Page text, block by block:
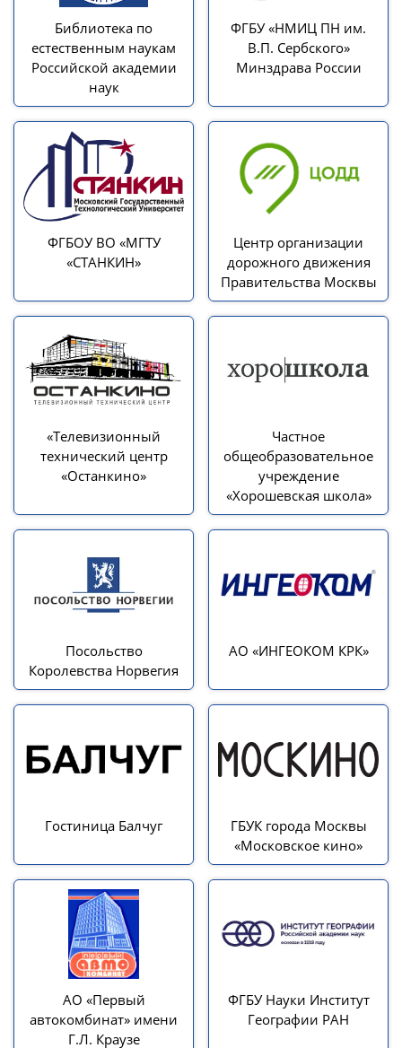
Библиотека по
естественным наукам
Российской академии
наук
ФГБУ «НМИЦ ПН им.
В.П. Сербского»
Минздрава России
ФГБОУ ВО «МГТУ
«СТАНКИН»
Центр организации
дорожного движения
Правительства Москвы
«Телевизионный
технический центр
«Останкино»
Частное
общеобразовательное
учреждение
«Хорошевская школа»
Посольство
Королевства Норвегия
АО «ИНГЕОКОМ КРК»
Гостиница Балчуг
ГБУК города Москвы
«Московское кино»
АО «Первый
автокомбинат» имени
Г.Л. Краузе
ФГБУ Науки Институт
Географии РАН